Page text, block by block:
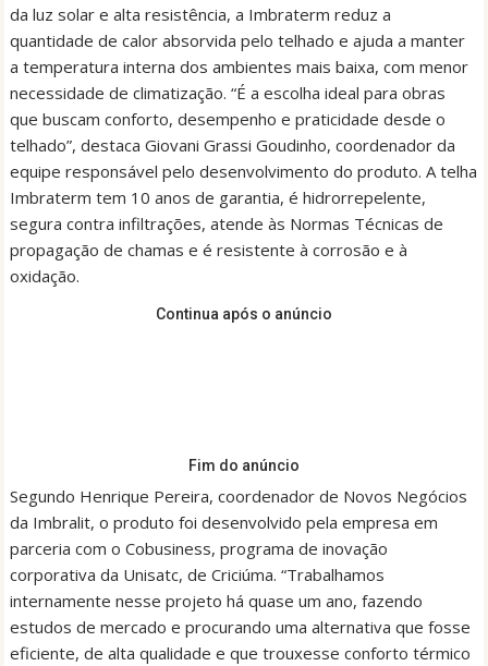
da luz solar e alta resistência, a Imbraterm reduz a
quantidade de calor absorvida pelo telhado e ajuda a manter
a temperatura interna dos ambientes mais baixa, com menor
necessidade de climatização. “É a escolha ideal para obras
que buscam conforto, desempenho e praticidade desde o
telhado”, destaca Giovani Grassi Goudinho, coordenador da
equipe responsável pelo desenvolvimento do produto. A telha
Imbraterm tem 10 anos de garantia, é hidrorrepelente,
segura contra infiltrações, atende às Normas Técnicas de
propagação de chamas e é resistente à corrosão e à
oxidação.
Continua após o anúncio
Fim do anúncio
Segundo Henrique Pereira, coordenador de Novos Negócios
da Imbralit, o produto foi desenvolvido pela empresa em
parceria com o Cobusiness, programa de inovação
corporativa da Unisatc, de Criciúma. “Trabalhamos
internamente nesse projeto há quase um ano, fazendo
estudos de mercado e procurando uma alternativa que fosse
eficiente, de alta qualidade e que trouxesse conforto térmico